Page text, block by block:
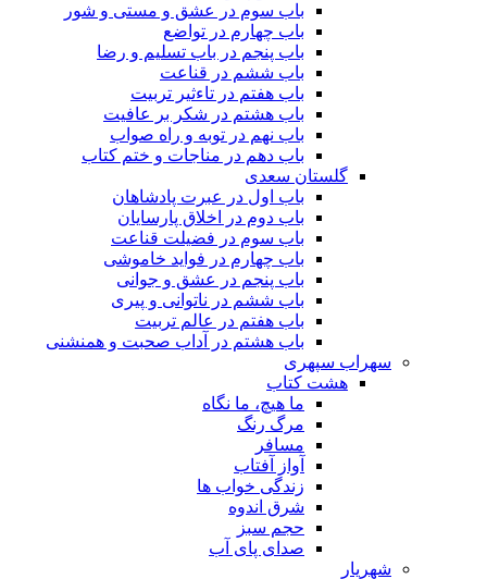
باب سوم در عشق و مستی و شور
باب چهارم در تواضع
باب پنجم در باب تسلیم و رضا
باب ششم در قناعت
باب هفتم در تاءثیر تربیت
باب هشتم در شکر بر عافیت
باب نهم در توبه و راه صواب
باب دهم در مناجات و ختم کتاب
گلستان سعدی
باب اول در عبرت پادشاهان
باب دوم در اخلاق پارسایان
باب سوم در فضیلت قناعت
باب چهارم در فواید خاموشى
باب پنجم در عشق و جوانى
باب ششم در ناتوانى و پیرى
باب هفتم در عالم تربیت
باب هشتم در آداب صحبت و همنشنى
سهراب سپهری
هشت کتاب
ما هیچ، ما نگاه
مرگ رنگ
مسافر
آواز آفتاب
زندگی خواب ها
شرق اندوه
حجم سبز
صدای پای آب
شهریار